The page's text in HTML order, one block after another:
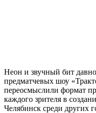
Неон и звучный бит
предматчевых шоу
переосмыслили формат
каждого зрителя в
Челябинск среди других